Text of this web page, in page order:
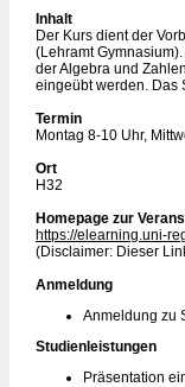
Inhalt
Der Kurs dient der
(Lehramt
der Algebra und
eingeübt werden. Das
Termin
Montag 8-10 Uhr,
Ort
H32
Homepage zur
https://elearning.uni-
(Disclaimer: Dieser
Anmeldung
Anmeldung zu
Studienleistungen
Präsentation